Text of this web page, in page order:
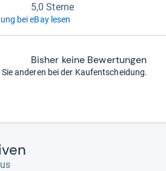
5,0 Sterne
bei eBay lesen
Bisher keine Bewertungen
Sie anderen bei der Kaufentscheidung.